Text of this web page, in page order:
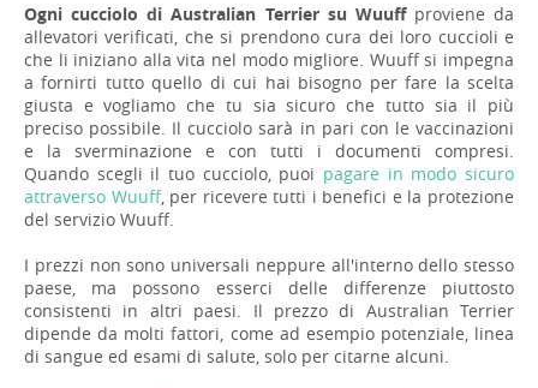
Ogni cucciolo di Australian Terrier su Wuuffproviene da
allevatori verificati, che si prendono cura dei loro cuccioli e
che li iniziano alla vita nel modo migliore. Wuuff si impegna
a fornirti tutto quello di cui hai bisogno per fare la scelta
giusta e vogliamo che tu sia sicuro che tutto sia il più
preciso possibile. Il cucciolo sarà in pari con le vaccinazioni
e la sverminazione e con tutti i documenti compresi.
Quando scegli il tuo cucciolo, puoi pagare in modo sicuro
attraverso Wuuff, per ricevere tutti i benefici e la protezione
del servizio Wuuff.
I prezzi non sono universali neppure all'interno dello stesso
paese, ma possono esserci delle differenze piuttosto
consistenti in altri paesi. Il prezzo di Australian Terrier
dipende da molti fattori, come ad esempio potenziale, linea
di sangue ed esami di salute, solo per citarne alcuni.